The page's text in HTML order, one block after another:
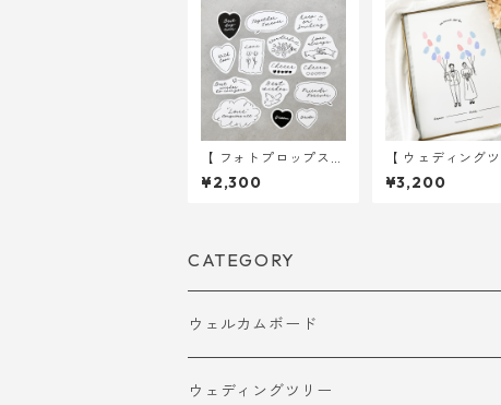
【 フォトプロップス
】 シンプル 15種類入
り ｜ 結婚式 ウェデ
¥2,300
【 ウェディングツ
】 ゆるイラスト
イズ 用紙のみ ｜
¥3,200
CATEGORY
ウェルカムボード
ウェディングツリー